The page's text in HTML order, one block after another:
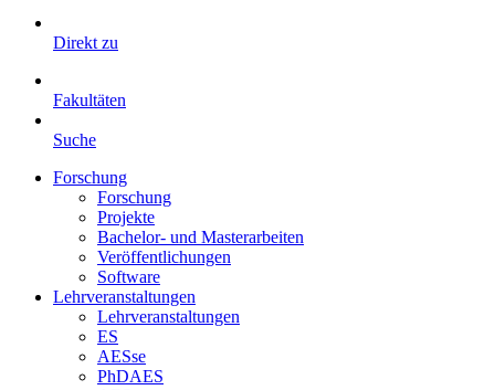
Direkt zu
Fakultäten
Suche
Forschung
Forschung
Projekte
Bachelor- und Masterarbeiten
Veröffentlichungen
Software
Lehrveranstaltungen
Lehrveranstaltungen
ES
AESse
PhDAES